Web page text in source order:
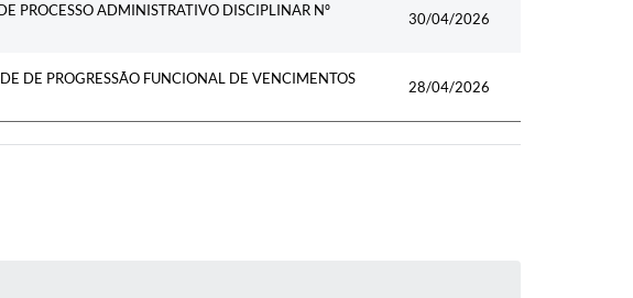
PROCESSO ADMINISTRATIVO DISCIPLINAR Nº
30/04/2026
DE PROGRESSÃO FUNCIONAL DE VENCIMENTOS
28/04/2026